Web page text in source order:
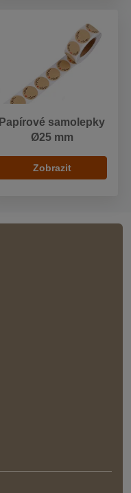
Papírové samolepky
Ø25 mm
Zobrazit